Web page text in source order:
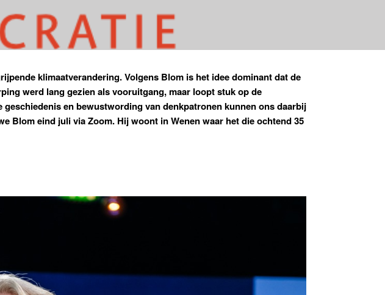
klimaatverandering. Volgens Blom is het idee dominant dat de
werd lang gezien als vooruitgang, maar loopt stuk op de
en bewustwording van denkpatronen kunnen ons daarbij
Blom eind juli via Zoom. Hij woont in Wenen waar het die ochtend 35